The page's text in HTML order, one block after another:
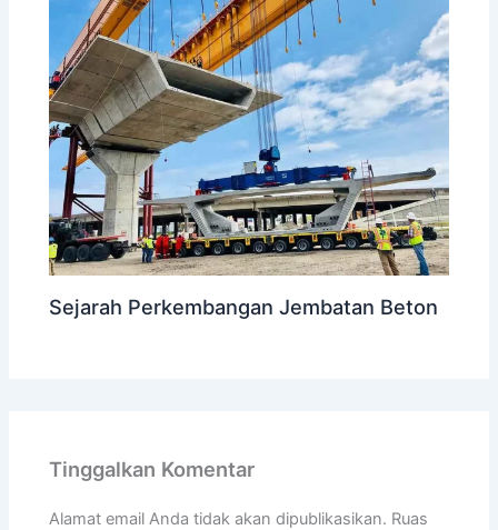
Sejarah Perkembangan Jembatan Beton
Tinggalkan Komentar
Alamat email Anda tidak akan dipublikasikan. Ruas